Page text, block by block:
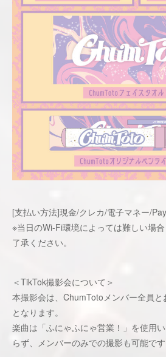
[支払い方法]現金/クレカ/電子マネー/
※当日のWi-Fi環境によっては難しい場
了承ください。
＜TikTok撮影会について＞
本撮影会は、ChumTotoメンバー全員
となります。
楽曲は「ふにゃふにゃ営業！」を使用
らず、メンバーのみでの撮影も可能です